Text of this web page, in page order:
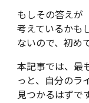
もしその答えが
考えているかも
ないので、初め
本記事では、最
っと、自分のラ
見つかるはずです